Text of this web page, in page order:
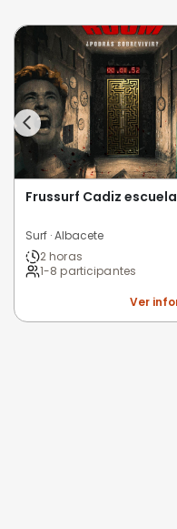
Frussurf Cadiz
Surf · Albacete
2 horas
1-8 participantes
Ver